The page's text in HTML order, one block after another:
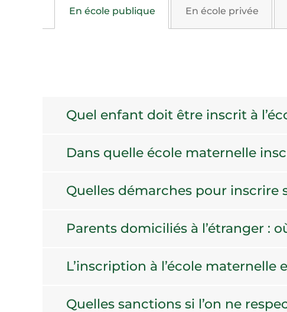
En école publique En école privée
Quel enfant doit être inscrit à
Dans quelle école maternelle
Quelles démarches pour inscrire
Parents domiciliés à l’étranger :
L’inscription à l’école maternelle
Quelles sanctions si l’on ne